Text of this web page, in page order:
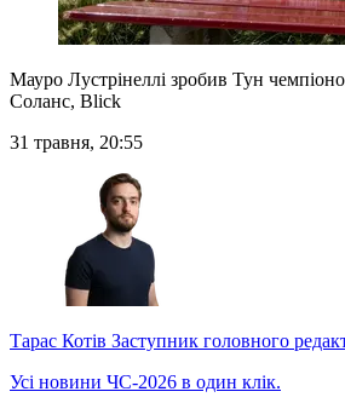
Мауро Лустрінеллі зробив Тун
Соланс, Blick
31 травня, 20:55
Тарас Котів Заступник головного
Усі новини ЧС-2026 в один клік.